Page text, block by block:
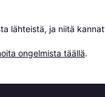
lähteistä, ja niitä
ongelmista täällä.